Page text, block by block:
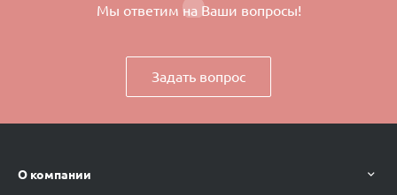
Мы ответим на Ваши вопросы!
Задать вопрос
О компании